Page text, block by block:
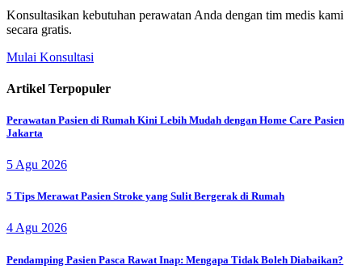
Konsultasikan kebutuhan perawatan Anda dengan tim medis kami
secara gratis.
Mulai Konsultasi
Artikel Terpopuler
Perawatan Pasien di Rumah Kini Lebih Mudah dengan Home Care Pasien
Jakarta
5 Agu 2026
5 Tips Merawat Pasien Stroke yang Sulit Bergerak di Rumah
4 Agu 2026
Pendamping Pasien Pasca Rawat Inap: Mengapa Tidak Boleh Diabaikan?